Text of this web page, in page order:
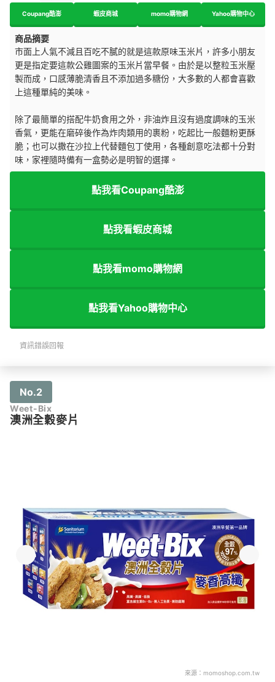
Coupang酷澎 蝦皮商城 momo購物網 Yahoo購物中心
商品摘要
市面上人氣不減且百吃不膩的就是這款原味玉米片，許多小朋友
更是指定要這款公雞圖案的玉米片當早餐。由於是以整粒玉米壓
製而成，口感薄脆清香且不添加過多糖份，大多數的人都會喜歡
上這種單純的美味。
除了最簡單的搭配牛奶食用之外，非油炸且沒有過度調味的玉米
香氣，更能在磨碎後作為炸肉類用的裹粉，吃起比一般麵粉更酥
脆；也可以撒在沙拉上代替麵包丁使用，各種創意吃法都十分對
味，家裡隨時備有一盒勢必是明智的選擇。
點我看Coupang酷澎
點我看蝦皮商城
點我看momo購物網
點我看Yahoo購物中心
資訊錯誤回報
No.2
Weet-Bix
澳洲全穀麥片
來源： momoshop.com.tw